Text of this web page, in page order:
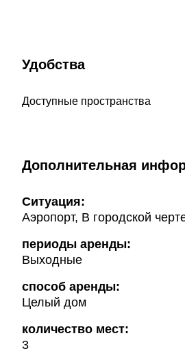
Удобства
Доступные пространства
Дополнительная
Ситуация:
Аэропорт, В городской
периоды аренды:
Выходные
способ аренды:
Целый дом
количество мест:
3